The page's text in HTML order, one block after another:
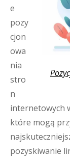
e
pozy
cjon
owa
nia
stro
n
internetowych
które mogą
pozyskiwanie